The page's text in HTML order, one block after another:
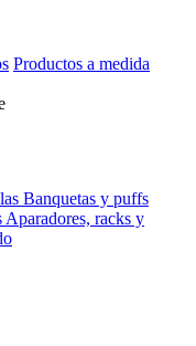
Productos a medida
Banquetas y puffs
Aparadores, racks y